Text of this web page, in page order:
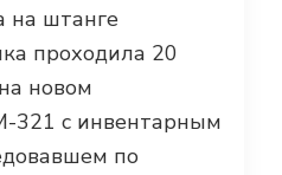
на штанге
проходила 20
новом
321 с инвентарным
по